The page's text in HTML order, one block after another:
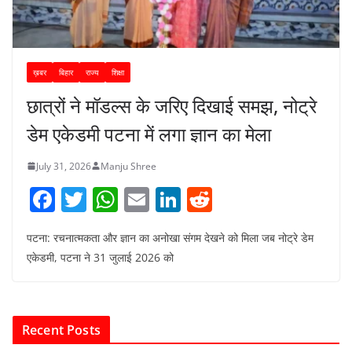
ख़बर बिहार राज्य शिक्षा
छात्रों ने मॉडल्स के जरिए दिखाई समझ, नोट्रे
डेम एकेडमी पटना में लगा ज्ञान का मेला
July 31, 2026 Manju Shree
F
c
o
T
itt
W
at
E
m
ai
Li
n
k
e
d
पटना: रचनात्मकता और ज्ञान का अनोखा संगम देखने को मिला जब नोट्रे डेम
एकेडमी, पटना ने 31 जुलाई 2026 को
Recent Posts